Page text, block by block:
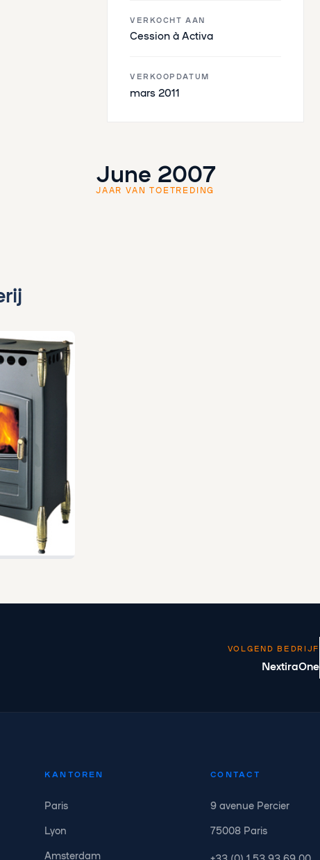
VERKOCHT AAN
Cession à Activa
VERKOOPDATUM
mars 2011
June 2007
JAAR VAN TOETREDING
VOLGEND BEDRIJF
NextiraOne
KANTOREN
Paris
Lyon
Amsterdam
CONTACT
9 avenue Percier
75008 Paris